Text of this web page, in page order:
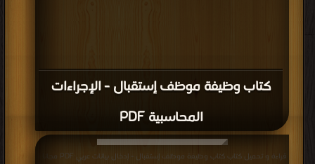
كتاب وظيفة موظف إستقبال - الإجراءات
المحاسبية PDF
قراءة و تحميل كتاب كتاب وظيفة موظف إستقبال - إدخال بيانات عربي PDF مجانا |